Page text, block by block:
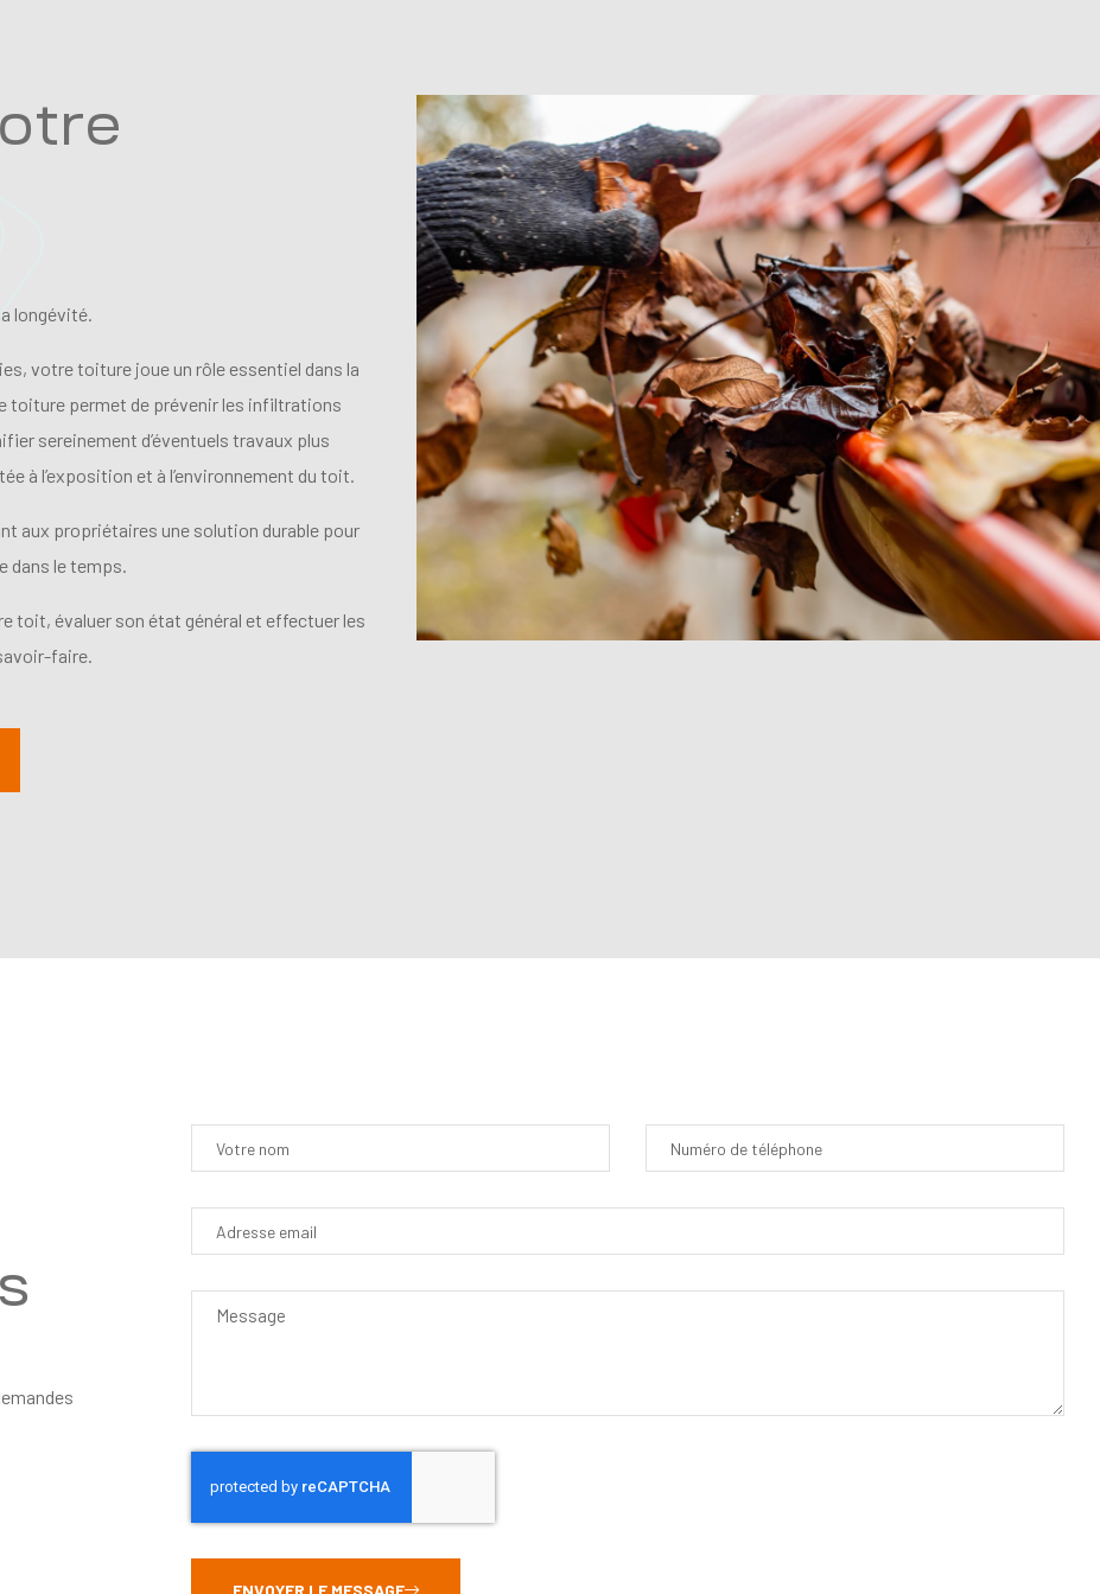
longévité.
votre toiture joue un rôle essentiel dans la
toiture permet de prévenir les infiltrations
sereinement d’éventuels travaux plus
à l’exposition et à l’environnement du toit.
aux propriétaires une solution durable pour
dans le temps.
toit, évaluer son état général et effectuer les
faire.